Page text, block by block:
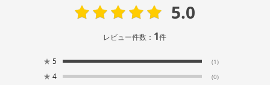
5.0
レビュー件数： 1件
★ 5 (1)
★ 4 (0)